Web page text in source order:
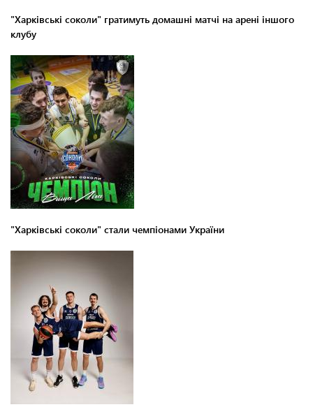
"Харківські соколи" гратимуть домашні матчі на арені іншого
клубу
"Харківські соколи" стали чемпіонами України